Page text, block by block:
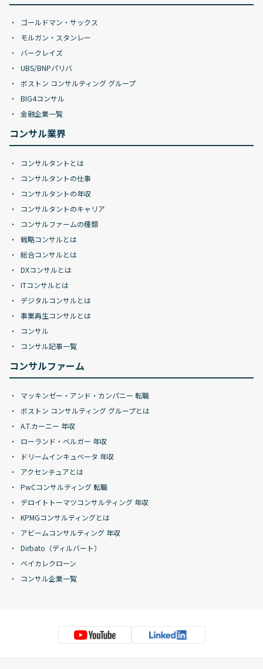
ゴールドマン・サックス
モルガン・スタンレー
バークレイズ
UBS/BNPパリバ
ボストン コンサルティング グループ
BIG4コンサル
金融企業一覧
コンサル業界
コンサルタントとは
コンサルタントの仕事
コンサルタントの年収
コンサルタントのキャリア
コンサルファームの種類
戦略コンサルとは
総合コンサルとは
DXコンサルとは
ITコンサルとは
デジタルコンサルとは
事業再生コンサルとは
コンサル
コンサル記事一覧
コンサルファーム
マッキンゼー・アンド・カンパニー 転職
ボストン コンサルティング グループとは
A.T.カーニー 年収
ローランド・ベルガー 年収
ドリームインキュベータ 年収
アクセンチュアとは
PwCコンサルティング 転職
デロイトトーマツコンサルティング 年収
KPMGコンサルティングとは
アビームコンサルティング 年収
Dirbato（ディルバート）
ベイカレクローン
コンサル企業一覧